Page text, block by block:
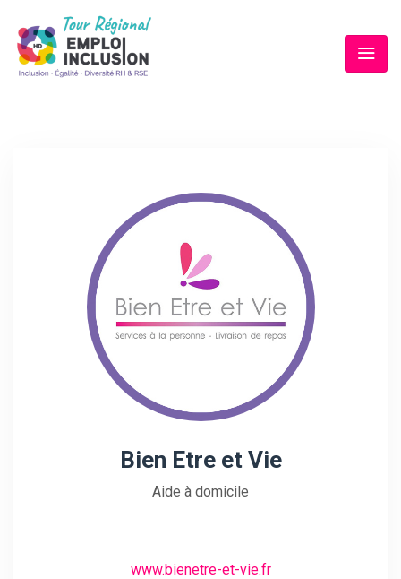
Bien Etre et Vie
Aide à domicile
www.bienetre-et-vie.fr